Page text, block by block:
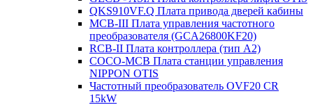
QKS910VF.Q Плата привода дверей кабины
MCB-III Плата управления частотного
преобразователя (GCA26800KF20)
RCB-II Плата контроллера (тип A2)
COCO-MCB Плата станции управления
NIPPON OTIS
Частотный преобразователь OVF20 CR
15kW